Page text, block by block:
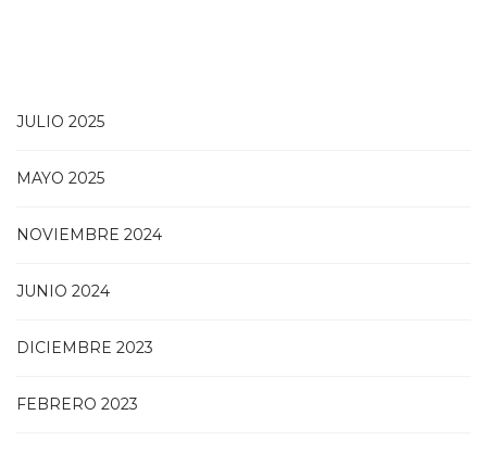
JULIO 2025
MAYO 2025
NOVIEMBRE 2024
JUNIO 2024
DICIEMBRE 2023
FEBRERO 2023